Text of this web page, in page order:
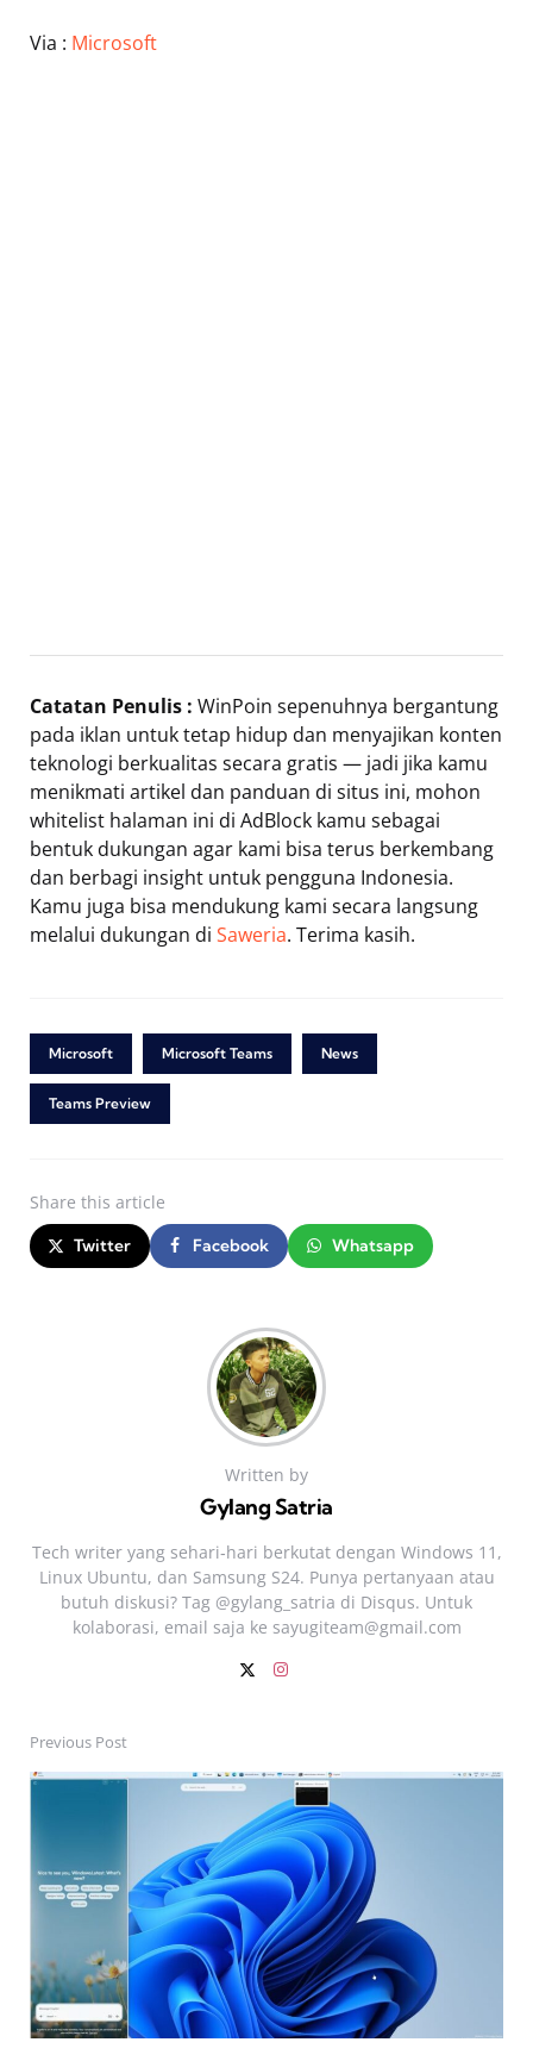
Via : Microsoft
Catatan Penulis : WinPoin sepenuhnya bergantung
pada iklan untuk tetap hidup dan menyajikan konten
teknologi berkualitas secara gratis — jadi jika kamu
menikmati artikel dan panduan di situs ini, mohon
whitelist halaman ini di AdBlock kamu sebagai
bentuk dukungan agar kami bisa terus berkembang
dan berbagi insight untuk pengguna Indonesia.
Kamu juga bisa mendukung kami secara langsung
melalui dukungan di Saweria. Terima kasih.
Microsoft Microsoft Teams News
Teams Preview
Share this article
Twitter Facebook Whatsapp
Written by
Gylang Satria
Tech writer yang sehari‑hari berkutat dengan Windows 11,
Linux Ubuntu, dan Samsung S24. Punya pertanyaan atau
butuh diskusi? Tag @gylang_satria di Disqus. Untuk
kolaborasi, email saja ke sayugiteam@gmail.com
PostPrevious Post